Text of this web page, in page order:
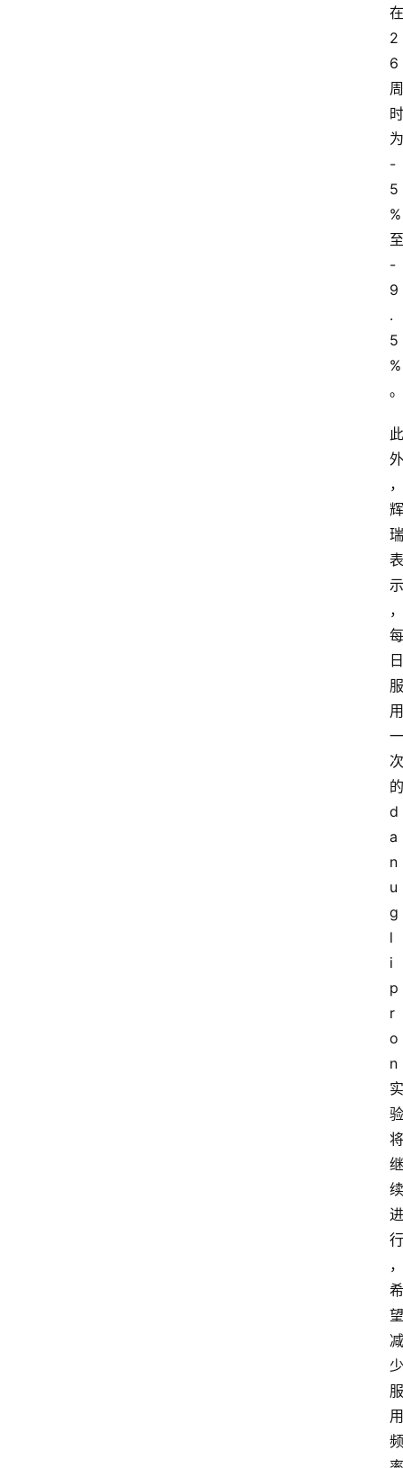
在
2
6
周
时
为
-
5
%
至
-
9
.
5
%
。
此
外
，
辉
瑞
表
示
，
每
日
服
用
一
次
的
d
a
n
u
g
l
i
p
r
o
n
实
验
将
继
续
进
行
，
希
望
减
少
服
用
频